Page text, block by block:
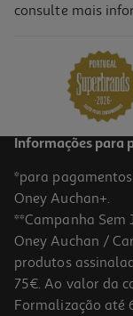
Armadilha Raid
Price reduced from
-13%
consulte mais
Informações para
*para
Oney Auchan+.
**Campanha Sem
Oney Auchan /
produtos
75€. Ao valor da
Formalização até